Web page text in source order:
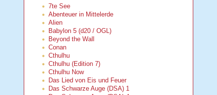
7te See
Abenteuer in Mittelerde
Alien
Babylon 5 (d20 / OGL)
Beyond the Wall
Conan
Cthulhu
Cthulhu (Edition 7)
Cthulhu Now
Das Lied von Eis und Feuer
Das Schwarze Auge (DSA) 1